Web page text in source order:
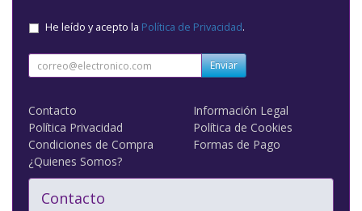
He leído y acepto la Política de Privacidad.
Enviar
Contacto
Información Legal
Política Privacidad
Política de Cookies
Condiciones de Compra
Formas de Pago
¿Quienes Somos?
Contacto